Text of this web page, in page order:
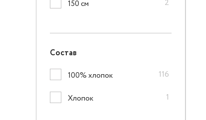
150 см 2
Состав
100% хлопок 116
Хлопок 1